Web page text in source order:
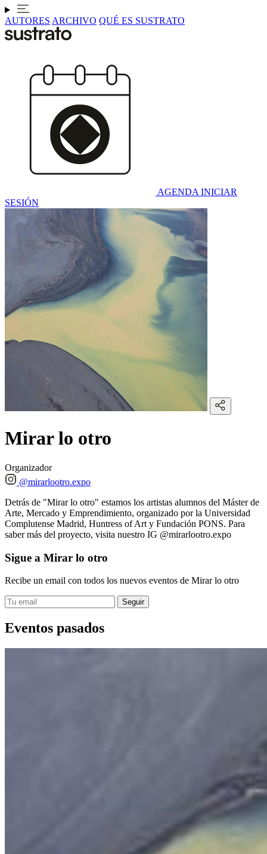
AUTORES ARCHIVO QUÉ ES SUSTRATO
AGENDA INICIAR
SESIÓN
Mirar lo otro
Organizador
@mirarlootro.expo
Detrás de "Mirar lo otro" estamos los artistas alumnos del Máster de
Arte, Mercado y Emprendimiento, organizado por la Universidad
Complutense Madrid, Huntress of Art y Fundación PONS. Para
saber más del proyecto, visita nuestro IG @mirarlootro.expo
Sigue a Mirar lo otro
Recibe un email con todos los nuevos eventos de Mirar lo otro
Eventos pasados